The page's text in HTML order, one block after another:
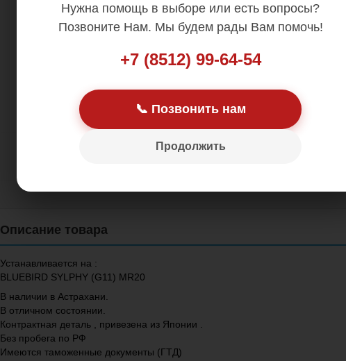
Нужна помощь в выборе или есть вопросы?
Позвоните Нам. Мы будем рады Вам помочь!
+7 (8512) 99-64-54
📞 Позвонить нам
Продолжить
Цена: 9 000.00
Устанавливается на :
BLUEBIRD SYLPHY (G11) MR20
В наличии в Астрахани.
В отличном состоянии.
Контрактная деталь , привезена из Японии .
Без пробега по РФ
Имеются таможенные документы (ГТД)